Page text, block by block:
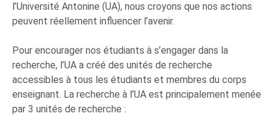
l’Université Antonine (UA), nous croyons que nos actions
peuvent réellement influencer l’avenir.
Pour encourager nos étudiants à s’engager dans la
recherche, l’UA a créé des unités de recherche
accessibles à tous les étudiants et membres du corps
enseignant. La recherche à l’UA est principalement menée
par 3 unités de recherche :